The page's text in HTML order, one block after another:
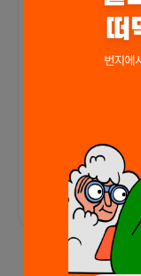
많은 분입니다.
22.12.10도착한 후기